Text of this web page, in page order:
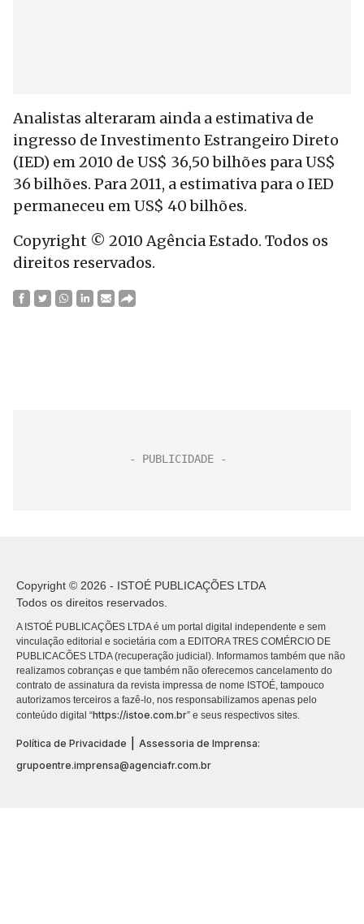
Analistas alteraram ainda a estimativa de
ingresso de Investimento Estrangeiro Direto
(IED) em 2010 de US$ 36,50 bilhões para US$
36 bilhões. Para 2011, a estimativa para o IED
permaneceu em US$ 40 bilhões.
Copyright © 2010 Agência Estado. Todos os
direitos reservados.
Copyright © 2026 - ISTOÉ PUBLICAÇÕES LTDA
Todos os direitos reservados.
A ISTOÉ PUBLICAÇÕES LTDA é um portal digital independente e sem
vinculação editorial e societária com a EDITORA TRES COMÉRCIO DE
PUBLICACÕES LTDA (recuperação judicial). Informamos também que não
realizamos cobranças e que também não oferecemos cancelamento do
contrato de assinatura da revista impressa de nome ISTOÉ, tampouco
autorizamos terceiros a fazê-lo, nos responsabilizamos apenas pelo
conteúdo digital “https://istoe.com.br” e seus respectivos sites.
Política de Privacidade
Assessoria de Imprensa:
grupoentre.imprensa@agenciafr.com.br